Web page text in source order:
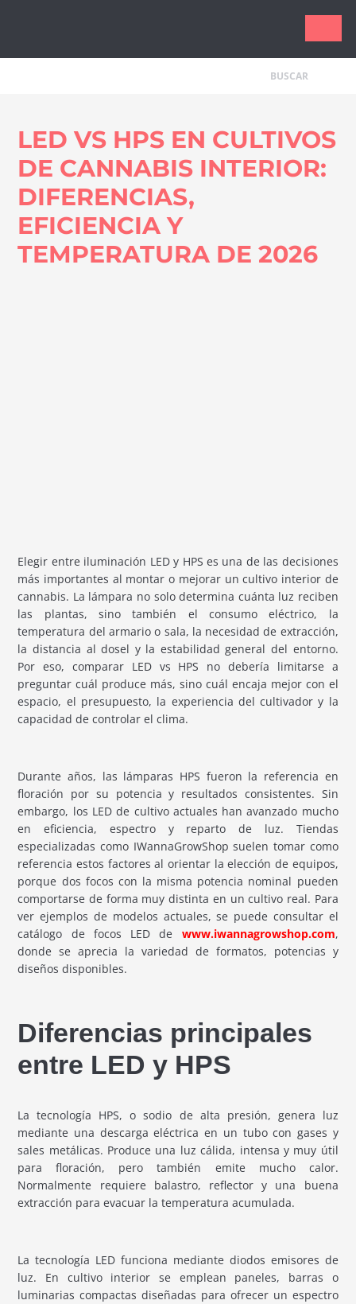
LED VS HPS EN CULTIVOS
DE CANNABIS INTERIOR:
DIFERENCIAS,
EFICIENCIA Y
TEMPERATURA DE 2026
Elegir entre iluminación LED y HPS es una de las decisiones
más importantes al montar o mejorar un cultivo interior de
cannabis. La lámpara no solo determina cuánta luz reciben
las plantas, sino también el consumo eléctrico, la
temperatura del armario o sala, la necesidad de extracción,
la distancia al dosel y la estabilidad general del entorno.
Por eso, comparar LED vs HPS no debería limitarse a
preguntar cuál produce más, sino cuál encaja mejor con el
espacio, el presupuesto, la experiencia del cultivador y la
capacidad de controlar el clima.
Durante años, las lámparas HPS fueron la referencia en
floración por su potencia y resultados consistentes. Sin
embargo, los LED de cultivo actuales han avanzado mucho
en eficiencia, espectro y reparto de luz. Tiendas
especializadas como IWannaGrowShop suelen tomar como
referencia estos factores al orientar la elección de equipos,
porque dos focos con la misma potencia nominal pueden
comportarse de forma muy distinta en un cultivo real. Para
ver ejemplos de modelos actuales, se puede consultar el
catálogo de focos LED de www.iwannagrowshop.com,
donde se aprecia la variedad de formatos, potencias y
diseños disponibles.
Diferencias principales
entre LED y HPS
La tecnología HPS, o sodio de alta presión, genera luz
mediante una descarga eléctrica en un tubo con gases y
sales metálicas. Produce una luz cálida, intensa y muy útil
para floración, pero también emite mucho calor.
Normalmente requiere balastro, reflector y una buena
extracción para evacuar la temperatura acumulada.
La tecnología LED funciona mediante diodos emisores de
luz. En cultivo interior se emplean paneles, barras o
luminarias compactas diseñadas para ofrecer un espectro